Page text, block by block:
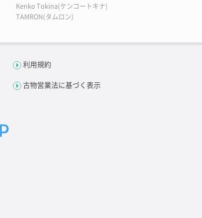
Kenko Tokina(ケンコートキナ)
TAMRON(タムロン)
利用規約
古物営業法に基づく表示